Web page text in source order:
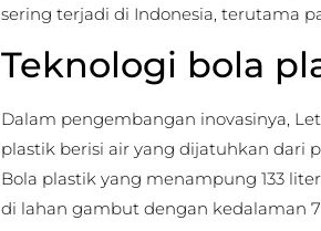
sering terjadi di Indonesia, terutama
Teknologi bola
Dalam pengembangan inovasinya,
plastik berisi air yang dijatuhkan dari
Bola plastik yang menampung 133
di lahan gambut dengan kedalaman